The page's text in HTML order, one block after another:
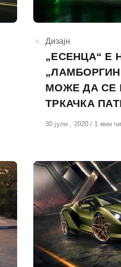
КАтегорија
Дизајн
„ЕСЕНЦА“ Е
МОЖЕ ДА СЕ
ТРКАЧКА
Објавено
30 јули , 2020 1 мин